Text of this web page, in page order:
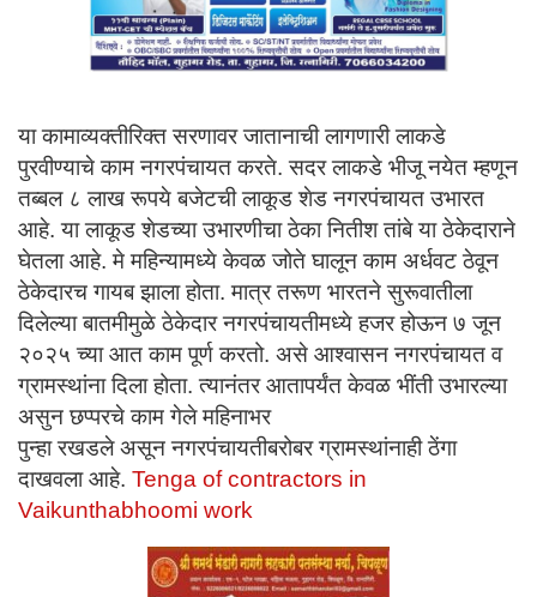
या कामाव्यक्तीरिक्त सरणावर जातानाची लागणारी लाकडे
पुरवीण्याचे काम नगरपंचायत करते. सदर लाकडे भीजू नयेत म्हणून
तब्बल ८ लाख रूपये बजेटची लाकूड शेड नगरपंचायत उभारत
आहे. या लाकूड शेडच्या उभारणीचा ठेका नितीश तांबे या ठेकेदाराने
घेतला आहे. मे महिन्यामध्ये केवळ जोते घालून काम अर्धवट ठेवून
ठेकेदारच गायब झाला होता. मात्र तरूण भारतने सुरूवातीला
दिलेल्या बातमीमुळे ठेकेदार नगरपंचायतीमध्ये हजर होऊन ७ जून
२०२५ च्या आत काम पूर्ण करतो. असे आश्वासन नगरपंचायत व
ग्रामस्थांना दिला होता. त्यानंतर आतापर्यंत केवळ भींती उभारल्या
असुन छप्परचे काम गेले महिनाभर
पुन्हा रखडले असून नगरपंचायतीबरोबर ग्रामस्थांनाही ठेंगा
दाखवला आहे. Tenga of contractors in
Vaikunthabhoomi work